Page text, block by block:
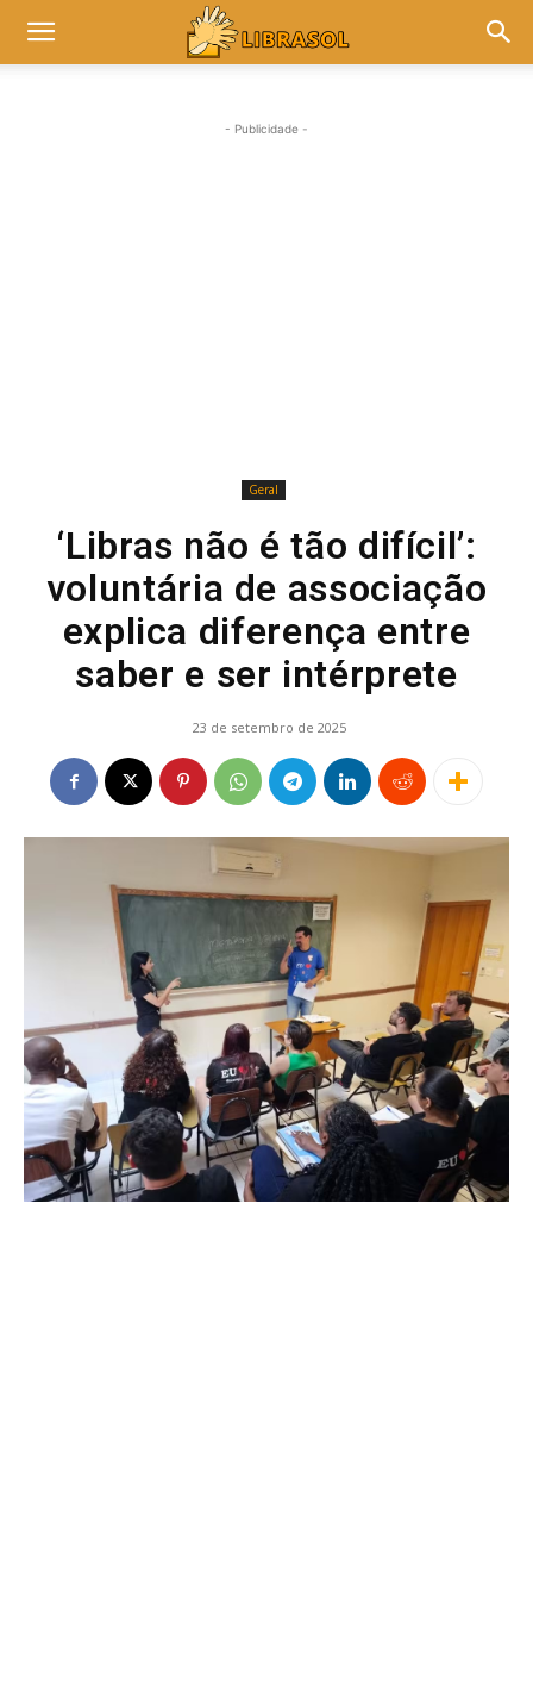
- Publicidade -
Geral
‘Libras não é tão difícil’:
voluntária de associação
explica diferença entre
saber e ser intérprete
23 de setembro de 2025